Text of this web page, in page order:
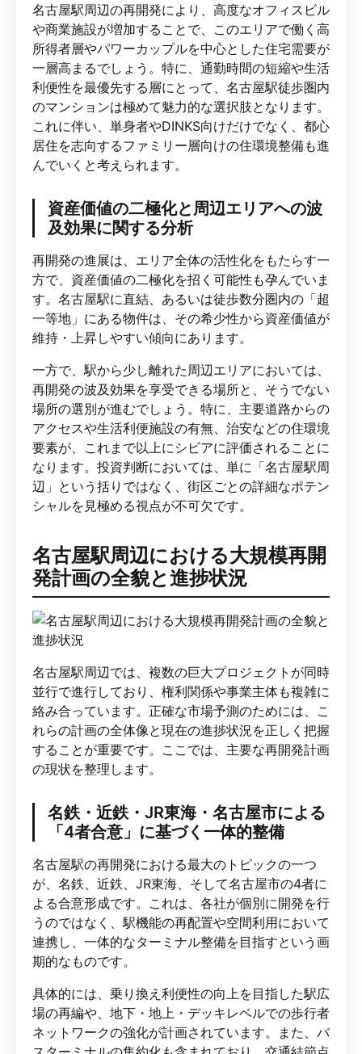
名古屋駅周辺の再開発により、高度なオフィスビル
や商業施設が増加することで、このエリアで働く高
所得者層やパワーカップルを中心とした住宅需要が
一層高まるでしょう。特に、通勤時間の短縮や生活
利便性を最優先する層にとって、名古屋駅徒歩圏内
のマンションは極めて魅力的な選択肢となります。
これに伴い、単身者やDINKS向けだけでなく、都心
居住を志向するファミリー層向けの住環境整備も進
んでいくと考えられます。
資産価値の二極化と周辺エリアへの波
及効果に関する分析
再開発の進展は、エリア全体の活性化をもたらす一
方で、資産価値の二極化を招く可能性も孕んでいま
す。名古屋駅に直結、あるいは徒歩数分圏内の「超
一等地」にある物件は、その希少性から資産価値が
維持・上昇しやすい傾向にあります。
一方で、駅から少し離れた周辺エリアにおいては、
再開発の波及効果を享受できる場所と、そうでない
場所の選別が進むでしょう。特に、主要道路からの
アクセスや生活利便施設の有無、治安などの住環境
要素が、これまで以上にシビアに評価されることに
なります。投資判断においては、単に「名古屋駅周
辺」という括りではなく、街区ごとの詳細なポテン
シャルを見極める視点が不可欠です。
名古屋駅周辺における大規模再開
発計画の全貌と進捗状況
名古屋駅周辺では、複数の巨大プロジェクトが同時
並行で進行しており、権利関係や事業主体も複雑に
絡み合っています。正確な市場予測のためには、こ
れらの計画の全体像と現在の進捗状況を正しく把握
することが重要です。ここでは、主要な再開発計画
の現状を整理します。
名鉄・近鉄・JR東海・名古屋市による
「4者合意」に基づく一体的整備
名古屋駅の再開発における最大のトピックの一つ
が、名鉄、近鉄、JR東海、そして名古屋市の4者に
よる合意形成です。これは、各社が個別に開発を行
うのではなく、駅機能の再配置や空間利用において
連携し、一体的なターミナル整備を目指すという画
期的なものです。
具体的には、乗り換え利便性の向上を目指した駅広
場の再編や、地下・地上・デッキレベルでの歩行者
ネットワークの強化が計画されています。また、バ